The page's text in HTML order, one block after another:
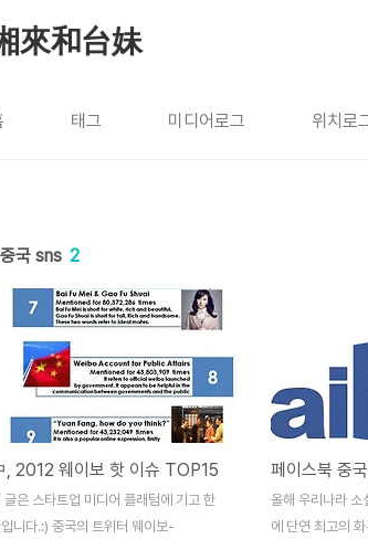
來和台妹
태그 미디어로그 위치로
중국 sns 2
, 2012 웨이보 핫 이슈 TOP15
글은 스타트업 미디어 플래텀에 기고 한
니다.:) 중국의 트위터 웨이보-
올해 우리나라
에 단연 최고의